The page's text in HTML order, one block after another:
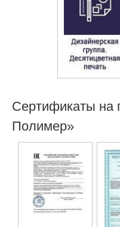
Сертификаты на
Полимер»